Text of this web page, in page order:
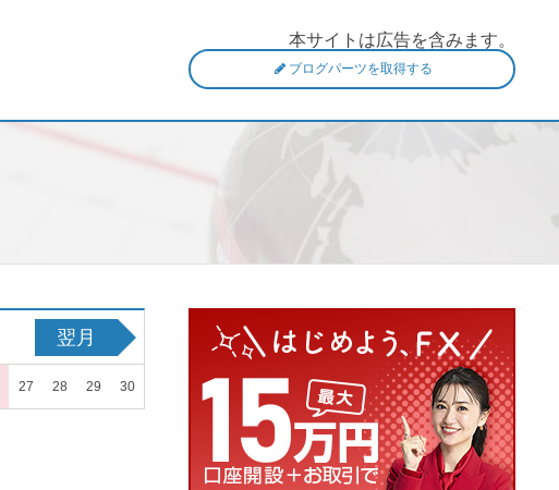
本サイトは広告を含みます。
ブログパーツを取得する
翌月
27 28 29 30